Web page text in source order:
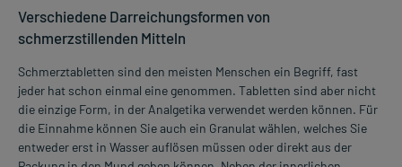
Verschiedene Darreichungsformen von
schmerzstillenden Mitteln
Schmerztabletten sind den meisten Menschen ein Begriff, fast
jeder hat schon einmal eine genommen. Tabletten sind aber nicht
die einzige Form, in der Analgetika verwendet werden können. Für
die Einnahme können Sie auch ein Granulat wählen, welches Sie
entweder erst in Wasser auflösen müssen oder direkt aus der